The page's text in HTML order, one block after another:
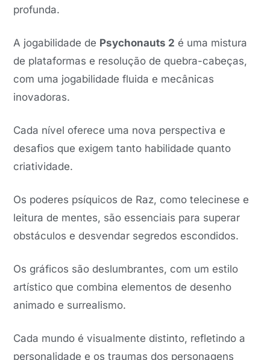
profunda.
A jogabilidade de Psychonauts 2 é uma mistura
de plataformas e resolução de quebra-cabeças,
com uma jogabilidade fluida e mecânicas
inovadoras.
Cada nível oferece uma nova perspectiva e
desafios que exigem tanto habilidade quanto
criatividade.
Os poderes psíquicos de Raz, como telecinese e
leitura de mentes, são essenciais para superar
obstáculos e desvendar segredos escondidos.
Os gráficos são deslumbrantes, com um estilo
artístico que combina elementos de desenho
animado e surrealismo.
Cada mundo é visualmente distinto, refletindo a
personalidade e os traumas dos personagens